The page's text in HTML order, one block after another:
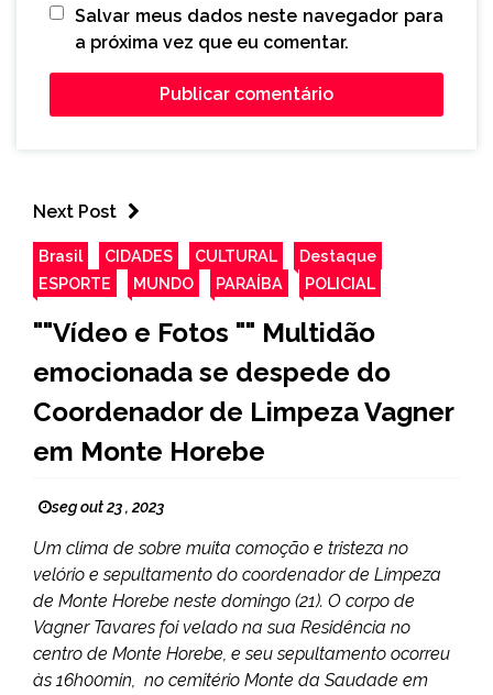
Salvar meus dados neste navegador para
a próxima vez que eu comentar.
Next Post
Brasil CIDADES CULTURAL
Destaque
ESPORTE
MUNDO PARAÍBA POLICIAL
""Vídeo e Fotos "" Multidão
emocionada se despede do
Coordenador de Limpeza Vagner
em Monte Horebe
seg out 23 , 2023
Um clima de sobre muita comoção e tristeza no
velório e sepultamento do coordenador de Limpeza
de Monte Horebe neste domingo (21). O corpo de
Vagner Tavares foi velado na sua Residência no
centro de Monte Horebe, e seu sepultamento ocorreu
às 16h00min, no cemitério Monte da Saudade em